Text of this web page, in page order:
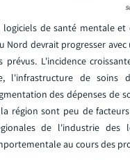
logiciels de santé mentale
Nord devrait progresser avec
prévus. L'incidence
l'infrastructure de soins
des dépenses de
région sont peu de
de l'industrie des
au cours des